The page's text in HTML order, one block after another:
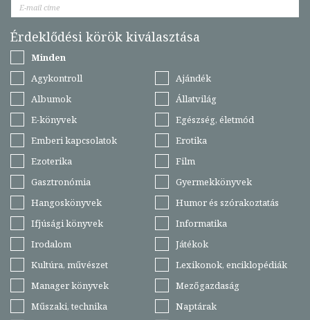
Érdeklődési körök kiválasztása
Minden
Agykontroll
Ajándék
Albumok
Állatvilág
E-könyvek
Egészség, életmód
Emberi kapcsolatok
Erotika
Ezoterika
Film
Gasztronómia
Gyermekkönyvek
Hangoskönyvek
Humor és szórakoztatás
Ifjúsági könyvek
Informatika
Irodalom
Játékok
Kultúra, művészet
Lexikonok, enciklopédiák
Manager könyvek
Mezőgazdaság
Műszaki, technika
Naptárak